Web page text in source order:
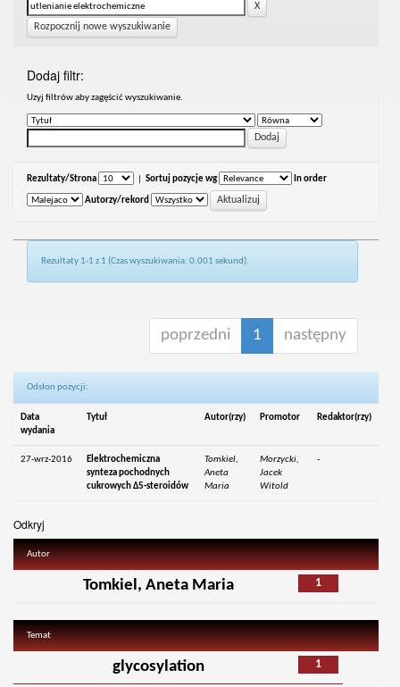
Rozpocznij nowe wyszukiwanie
Dodaj filtr:
Uzyj filtrów aby zagęścić wyszukiwanie.
Rezultaty/Strona Sortuj pozycje wg In order
Autorzy/rekord
Rezultaty 1-1 z 1 (Czas wyszukiwania: 0.001 sekund).
poprzedni 1 następny
Odsłon pozycji:
Data
wydania
Tytuł Autor(rzy) Promotor Redaktor(rzy)
27-wrz-2016
Elektrochemiczna
synteza pochodnych
cukrowych Δ5-steroidów
Tomkiel,
Aneta
Maria
Morzycki,
Jacek
Witold
-
Odkryj
Autor
1
Tomkiel, Aneta Maria
Temat
1
glycosylation